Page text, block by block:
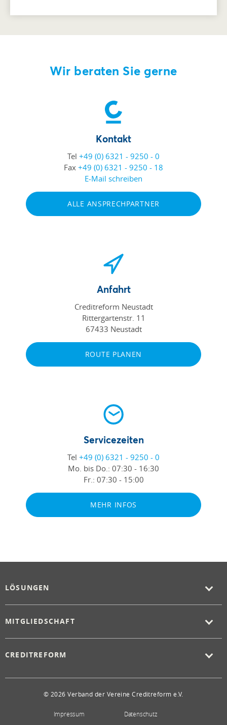
Wir beraten Sie gerne
Kontakt
Tel +49 (0) 6321 - 9250 - 0
Fax +49 (0) 6321 - 9250 - 18
E-Mail schreiben
ALLE ANSPRECHPARTNER
Anfahrt
Creditreform Neustadt
Rittergartenstr. 11
67433 Neustadt
ROUTE PLANEN
Servicezeiten
Tel +49 (0) 6321 - 9250 - 0
Mo. bis Do.: 07:30 - 16:30
Fr.: 07:30 - 15:00
MEHR INFOS
LÖSUNGEN
MITGLIEDSCHAFT
CREDITREFORM
© 2026 Verband der Vereine Creditreform e.V.
Impressum Datenschutz